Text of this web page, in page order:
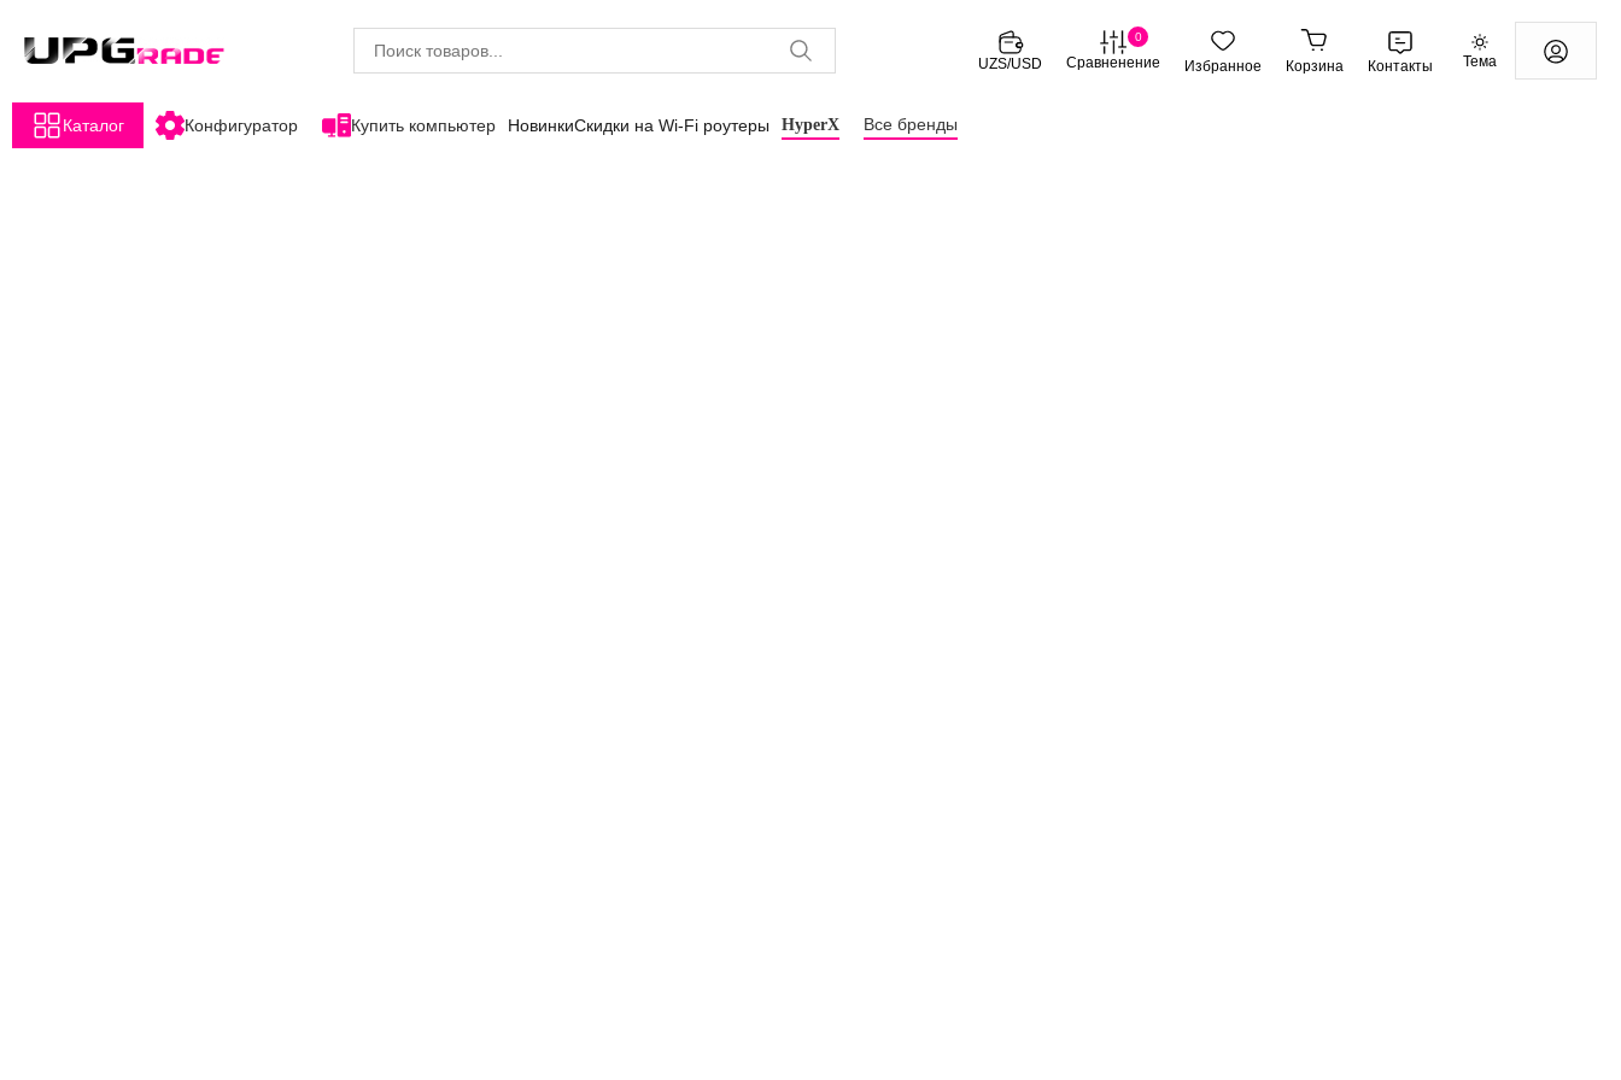
UZS/USD
0
Сравненение Избранное Корзина Контакты Тема
Каталог Конфигуратор Купить компьютер НовинкиСкидки на Wi-Fi роутеры HyperX Все бренды